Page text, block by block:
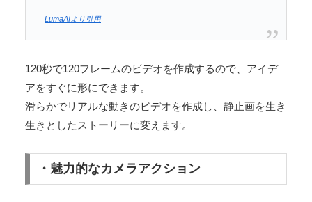
LumaAIより引用
120秒で120フレームのビデオを作成するので、アイデ
アをすぐに形にできます。
滑らかでリアルな動きのビデオを作成し、静止画を生き
生きとしたストーリーに変えます。
・魅力的なカメラアクション